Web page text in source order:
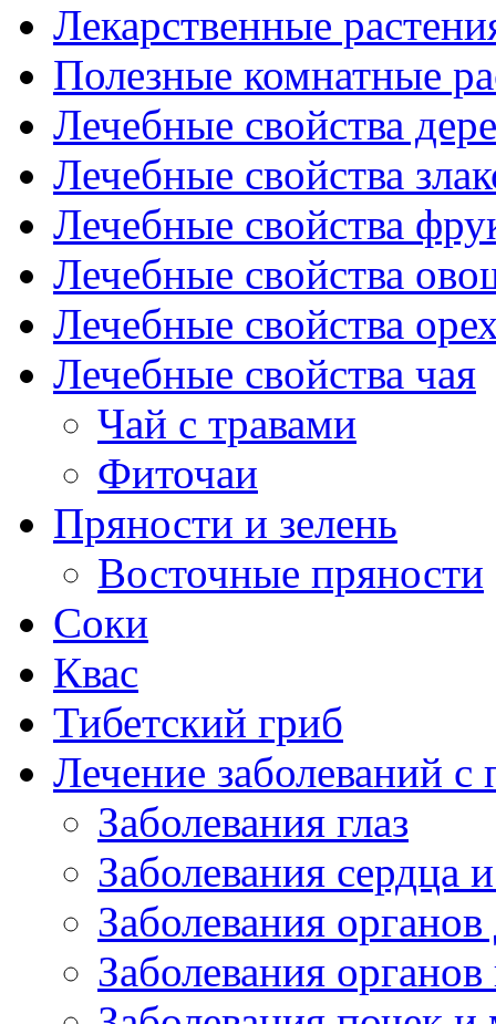
Лекарственные
Полезные комнатные
Лечебные свойства
Лечебные свойства
Лечебные свойства
Лечебные свойства
Лечебные свойства
Лечебные свойства чая
Чай с травами
Фиточаи
Пряности и зелень
Восточные пряности
Соки
Квас
Тибетский гриб
Лечение заболеваний
Заболевания глаз
Заболевания сердца
Заболевания
Заболевания